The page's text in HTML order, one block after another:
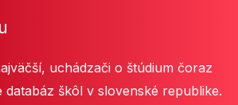
uchádzači o štúdium čoraz
databáz škôl v slovenské republike.